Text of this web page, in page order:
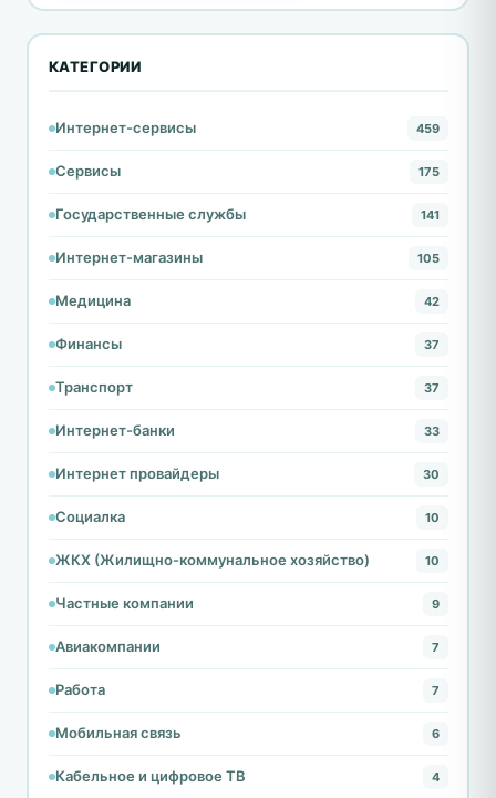
КАТЕГОРИИ
Интернет-сервисы 459
Сервисы 175
Государственные службы 141
Интернет-магазины 105
Медицина 42
Финансы 37
Транспорт 37
Интернет-банки 33
Интернет провайдеры 30
Социалка 10
ЖКХ (Жилищно-коммунальное хозяйство) 10
Частные компании 9
Авиакомпании 7
Работа 7
Мобильная связь 6
Кабельное и цифровое ТВ 4